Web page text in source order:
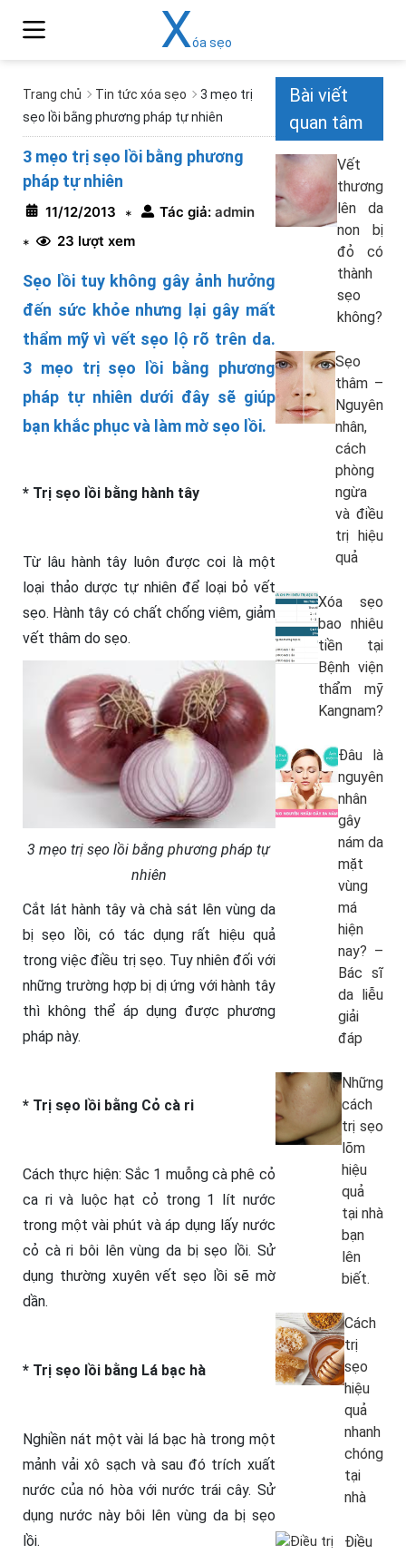
Xóa sẹo
Trang chủ Tin tức xóa sẹo
3 mẹo trị
sẹo lồi bằng phương pháp tự nhiên
3 mẹo trị sẹo lồi bằng phương
pháp tự nhiên
11/12/2013 * Tác giả: admin
*
23 lượt xem
Sẹo lồi tuy không gây ảnh hưởng
đến sức khỏe nhưng lại gây mất
thẩm mỹ vì vết sẹo lộ rõ trên da.
3 mẹo trị sẹo lồi bằng phương
pháp tự nhiên dưới đây sẽ giúp
bạn khắc phục và làm mờ sẹo lồi.
* Trị sẹo lồi bằng hành tây
Từ lâu hành tây luôn được coi là một
loại thảo dược tự nhiên để loại bỏ vết
sẹo. Hành tây có chất chống viêm, giảm
vết thâm do sẹo.
3 mẹo trị sẹo lồi bằng phương pháp tự
nhiên
Cắt lát hành tây và chà sát lên vùng da
bị sẹo lồi, có tác dụng rất hiệu quả
trong việc điều trị sẹo. Tuy nhiên đối với
những trường hợp bị dị ứng với hành tây
thì không thể áp dụng được phương
pháp này.
* Trị sẹo lồi bằng Cỏ cà ri
Cách thực hiện: Sắc 1 muỗng cà phê cỏ
ca ri và luộc hạt cỏ trong 1 lít nước
trong một vài phút và áp dụng lấy nước
cỏ cà ri bôi lên vùng da bị sẹo lồi. Sử
dụng thường xuyên vết sẹo lồi sẽ mờ
dần.
* Trị sẹo lồi bằng Lá bạc hà
Nghiền nát một vài lá bạc hà trong một
mảnh vải xô sạch và sau đó trích xuất
nước của nó hòa với nước trái cây. Sử
dụng nước này bôi lên vùng da bị sẹo
lồi.
Bài viết
quan tâm
Vết
thương
lên da
non bị
đỏ có
thành
sẹo
không?
Sẹo
thâm –
Nguyên
nhân,
cách
phòng
ngừa
và điều
trị hiệu
quả
Xóa sẹo
bao nhiêu
tiền tại
Bệnh viện
thẩm mỹ
Kangnam?
Đâu là
nguyên
nhân
gây
nám da
mặt
vùng
má
hiện
nay? –
Bác sĩ
da liễu
giải
đáp
Những
cách
trị sẹo
lõm
hiệu
quả
tại nhà
bạn
lên
biết.
Cách
trị
sẹo
hiệu
quả
nhanh
chóng
tại
nhà
Điều